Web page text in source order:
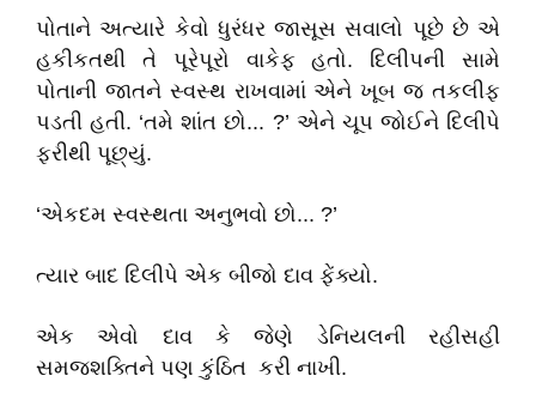
પોતાને અત્યારે કેવો ધુરંધર જાસૂસ સવાલો પૂછે છે એ
હકીકતથી તે પૂરેપૂરો વાકેફ હતો. દિલીપની સામે
પોતાની જાતને સ્વસ્થ રાખવામાં એને ખૂબ જ તકલીફ
પડતી હતી. ‘તમે શાંત છો... ?’ એને ચૂપ જોઈને દિલીપે
ફરીથી પૂછ્યું.
‘એકદમ સ્વસ્થતા અનુભવો છો... ?’
ત્યાર બાદ દિલીપે એક બીજો દાવ ફેંક્યો.
એક એવો દાવ કે જેણે ડેનિયલની રહીસહી
સમજશક્તિને પણ કુંઠિત કરી નાખી.